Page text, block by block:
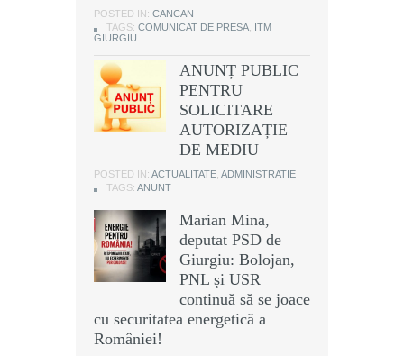
POSTED IN: CANCAN
TAGS: COMUNICAT DE PRESA ITM
GIURGIU
ANUNȚ PUBLIC
PENTRU
SOLICITARE
AUTORIZAȚIE
DE MEDIU
POSTED IN: ACTUALITATE ADMINISTRATIE
TAGS: ANUNT
Marian Mina,
deputat PSD de
Giurgiu: Bolojan,
PNL și USR
continuă să se joace
cu securitatea energetică a
României!